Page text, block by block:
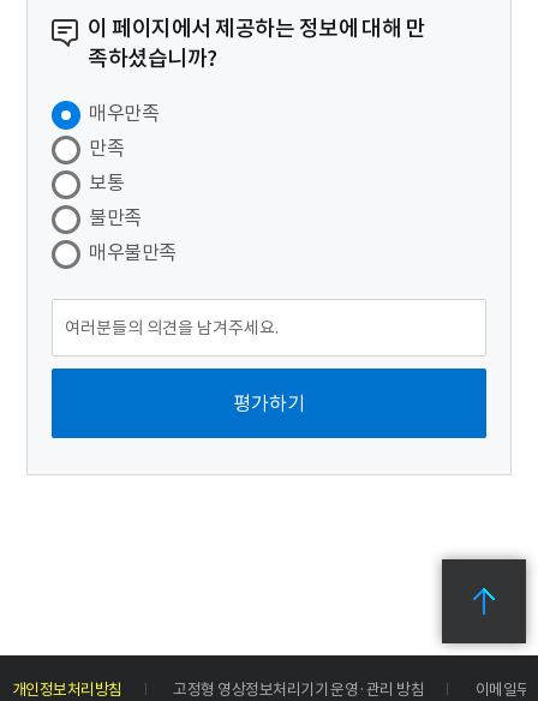
이 페이지에서 제공하는 정보에 대해 만
족하셨습니까?
매우만족
만족
보통
불만족
매우불만족
개인정보처리방침 고정형 영상정보처리기기 운영·관리 방침 이메일무